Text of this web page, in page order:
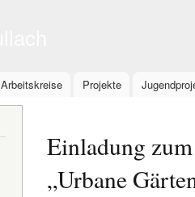
Arbeitskreise Projekte
Einladung
„Urbane